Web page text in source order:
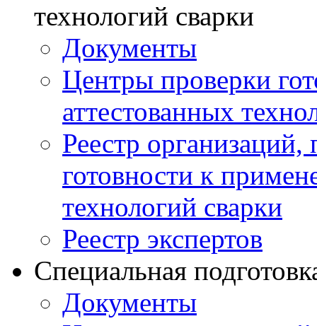
технологий сварки
Документы
Центры проверки
аттестованных
Реестр
готовности к
технологий сварки
Реестр экспертов
Специальная
Документы